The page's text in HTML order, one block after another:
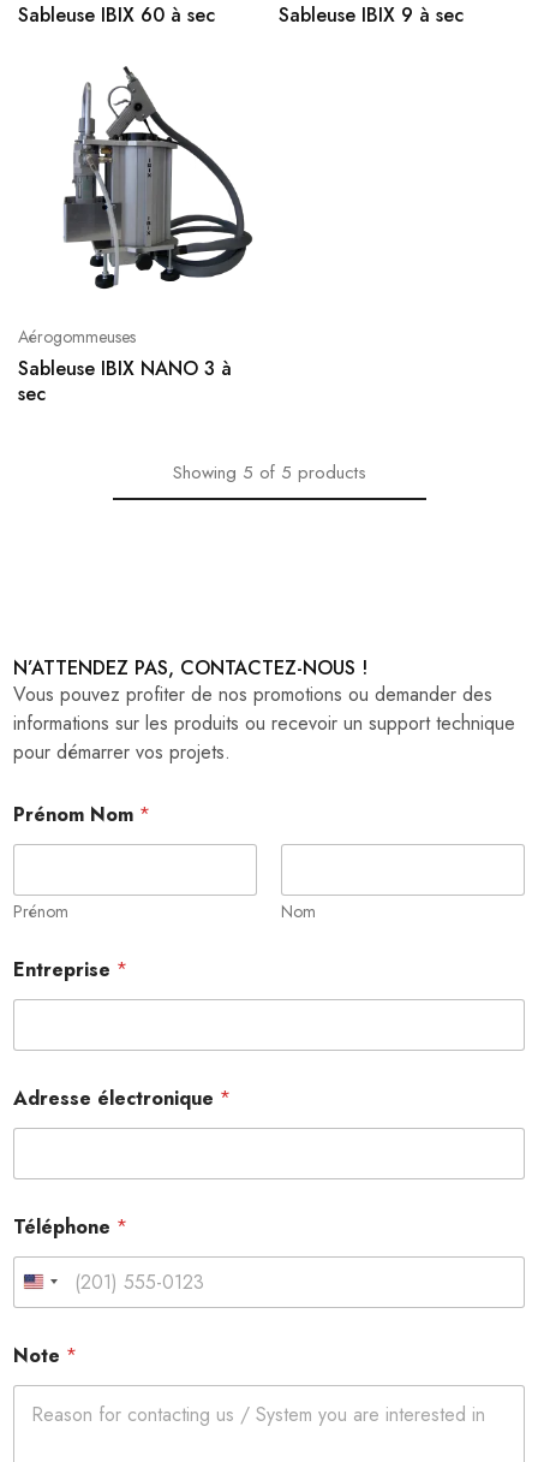
Sableuse IBIX 60 à sec Sableuse IBIX 9 à sec
Aérogommeuses
Sableuse IBIX NANO 3 à
sec
Showing 5 of 5 products
N’ATTENDEZ PAS, CONTACTEZ-NOUS !
Vous pouvez profiter de nos promotions ou demander des
informations sur les produits ou recevoir un support technique
pour démarrer vos projets.
Prénom Nom *
Prénom Nom
Entreprise *
Adresse électronique *
Téléphone *
United States +1
*
P
Note *